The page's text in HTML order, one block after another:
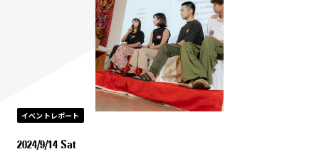
イベントレポート
2024/9/14 Sat